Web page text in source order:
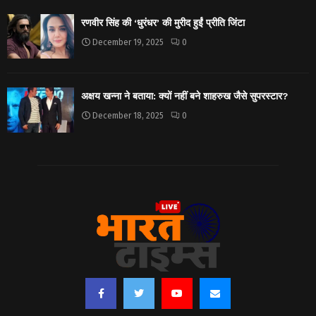
रणवीर सिंह की ‘धुरंधर’ की मुरीद हुईं प्रीति जिंटा
December 19, 2025 0
अक्षय खन्ना ने बताया: क्यों नहीं बने शाहरुख जैसे सुपरस्टार?
December 18, 2025 0